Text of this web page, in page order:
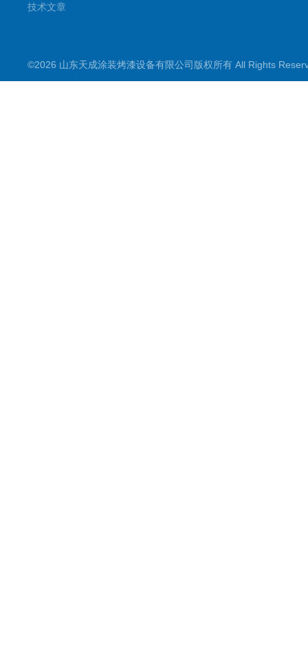
技术文章
©2026 山东天成涂装烤漆设备有限公司版权所有 All Rights